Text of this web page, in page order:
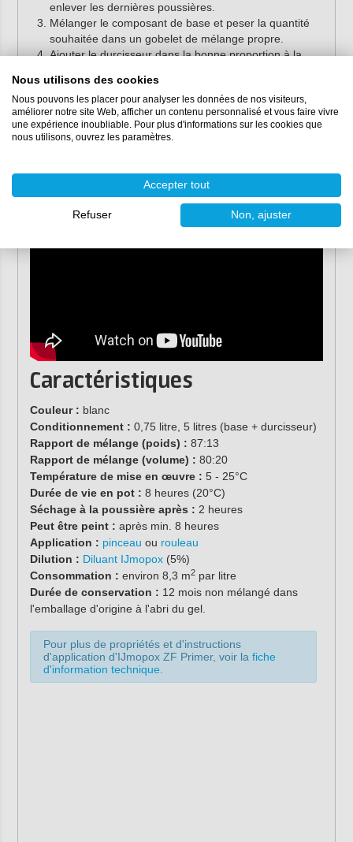
enlever les dernières poussières.
Mélanger le composant de base et peser la quantité
souhaitée dans un gobelet de mélange propre.
Ajouter le durcisseur dans la bonne proportion à la
Bien mélanger le tout.
Diluer le primaire selon les besoins et l'application
avec environ 5% dediluant IJmopox.
Appliquer le primaire uniformément sur la surface à
Laisser durcir le primaire pendant 24 heures.
Caractéristiques
Couleur : blanc
Conditionnement : 0,75 litre, 5 litres (base + durcisseur)
Rapport de mélange (poids) : 87:13
Rapport de mélange (volume) : 80:20
Température de mise en œuvre : 5 - 25°C
Durée de vie en pot : 8 heures (20°C)
Séchage à la poussière après : 2 heures
Peut être peint : après min. 8 heures
Application : pinceau ou rouleau
Dilution : Diluant IJmopox(5%)
Consommation : environ 8,3 m2par litre
Durée de conservation : 12 mois non mélangé dans
l'emballage d'origine à l'abri du gel.
Pour plus de propriétés et d'instructions
d'application d'IJmopox ZF Primer, voir la fiche
d'information technique.
Nous utilisons des cookies
Nous pouvons les placer pour analyser les données de nos visiteurs,
améliorer notre site Web, afficher un contenu personnalisé et vous faire vivre
une expérience inoubliable. Pour plus d'informations sur les cookies que
nous utilisons, ouvrez les paramètres.
Accepter tout
Refuser Non, ajuster